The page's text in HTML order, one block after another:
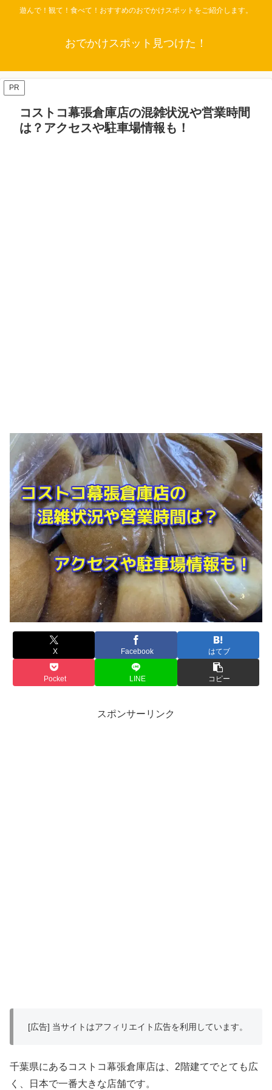
遊んで！観て！食べて！おすすめのおでかけスポットをご紹介します。
おでかけスポット見つけた！
PR
コストコ幕張倉庫店の混雑状況や営業時間
は？アクセスや駐車場情報も！
X Facebook はてブ
Pocket LINE コピー
スポンサーリンク
[広告] 当サイトはアフィリエイト広告を利用しています。
千葉県にあるコストコ幕張倉庫店は、2階建てでとても広
く、日本で一番大きな店舗です。